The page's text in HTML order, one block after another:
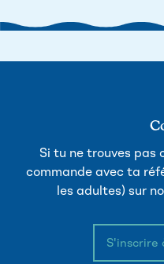
Si tu ne trouves pas
commande avec ta
les adultes) sur
S'inscrire